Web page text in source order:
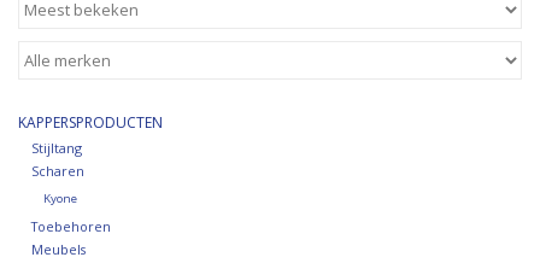
Merken
KAPPERSPRODUCTEN
Stijltang
Scharen
Kyone
Toebehoren
Meubels